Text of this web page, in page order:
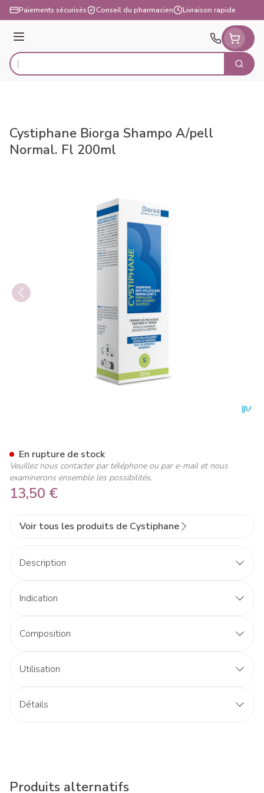
Aller au contenu
Paiements sécurisés Conseil du pharmacien Livraison rapide
Menu
Rechercher
Cystiphane Biorga Shampo A/pell
Normal. Fl 200ml
13,50 €
En rupture de stock
Veuillez nous contacter par téléphone ou par e-mail et nous
examinerons ensemble les possibilités.
Voir tous les produits de Cystiphane
Description
Indication
Composition
Utilisation
Détails
Produits alternatifs